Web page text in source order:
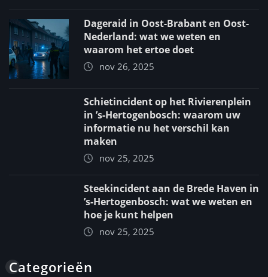
Dageraid in Oost-Brabant en Oost-
Nederland: wat we weten en
waarom het ertoe doet
nov 26, 2025
Schietincident op het Rivierenplein
in ’s‑Hertogenbosch: waarom uw
informatie nu het verschil kan
maken
nov 25, 2025
Steekincident aan de Brede Haven in
’s‑Hertogenbosch: wat we weten en
hoe je kunt helpen
nov 25, 2025
Categorieën